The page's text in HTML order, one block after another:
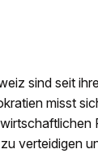
sind seit
misst
verteidigen